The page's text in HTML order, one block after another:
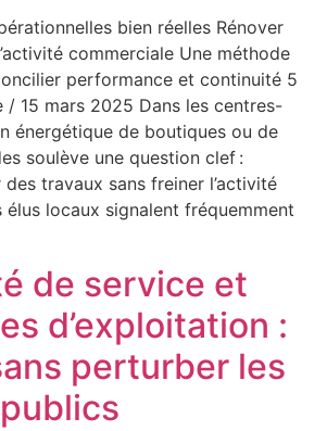
bien réelles Rénover
commerciale Une méthode
performance et continuité 5
/ 15 mars 2025 Dans les centres-
énergétique de boutiques ou de
soulève une question clef :
travaux sans freiner l’activité
élus locaux signalent fréquemment
de service et
d’exploitation :
perturber les